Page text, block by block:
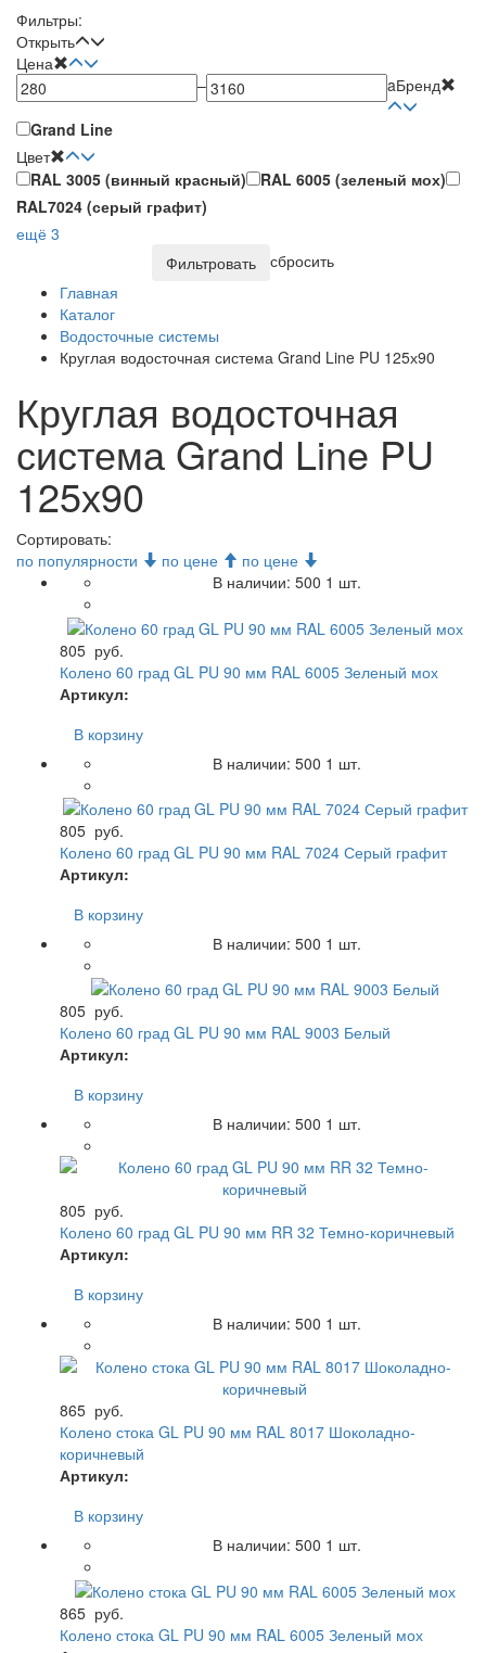
Фильтры:
Открыть
Цена
–
aБренд
Grand Line
Цвет
RAL 3005 (винный красный)
RAL 6005 (зеленый мох)
RAL7024 (серый графит)
ещё 3
Фильтровать
сбросить
Главная
Каталог
Водосточные системы
Круглая водосточная система Grand Line PU 125х90
Круглая водосточная
система Grand Line PU
125х90
Сортировать:
по популярности
по цене
по цене
В наличии: 500 1 шт.
805 руб.
Колено 60 град GL PU 90 мм RAL 6005 Зеленый мох
Артикул:
В корзину
В наличии: 500 1 шт.
805 руб.
Колено 60 град GL PU 90 мм RAL 7024 Серый графит
Артикул:
В корзину
В наличии: 500 1 шт.
805 руб.
Колено 60 град GL PU 90 мм RAL 9003 Белый
Артикул:
В корзину
В наличии: 500 1 шт.
805 руб.
Колено 60 град GL PU 90 мм RR 32 Темно-коричневый
Артикул:
В корзину
В наличии: 500 1 шт.
865 руб.
Колено стока GL PU 90 мм RAL 8017 Шоколадно-
коричневый
Артикул:
В корзину
В наличии: 500 1 шт.
865 руб.
Колено стока GL PU 90 мм RAL 6005 Зеленый мох